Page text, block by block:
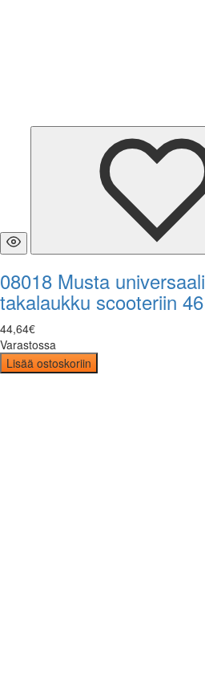
08018 Musta
takalaukku scooteriin
44,64€
Varastossa
Lisää ostoskoriin